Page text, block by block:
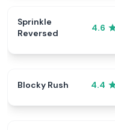
Sprinkle
Reversed
4.6
Blocky Rush 4.4